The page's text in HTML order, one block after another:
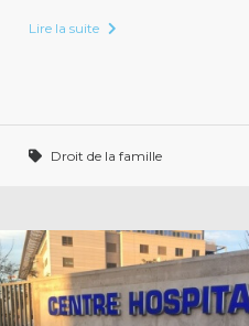
Lire la suite
Droit de la famille